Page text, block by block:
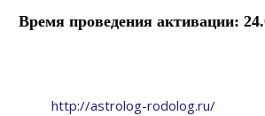
Время проведения активации:
http://astrolog-rodolog.ru/